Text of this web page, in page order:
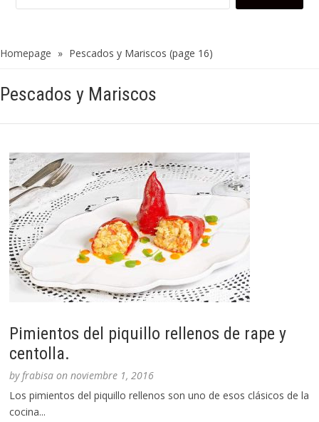
Homepage » Pescados y Mariscos (page 16)
Pescados y Mariscos
Pimientos del piquillo rellenos de rape y
centolla.
byfrabisa onnoviembre 1, 2016
Los pimientos del piquillo rellenos son uno de esos clásicos de la
cocina...